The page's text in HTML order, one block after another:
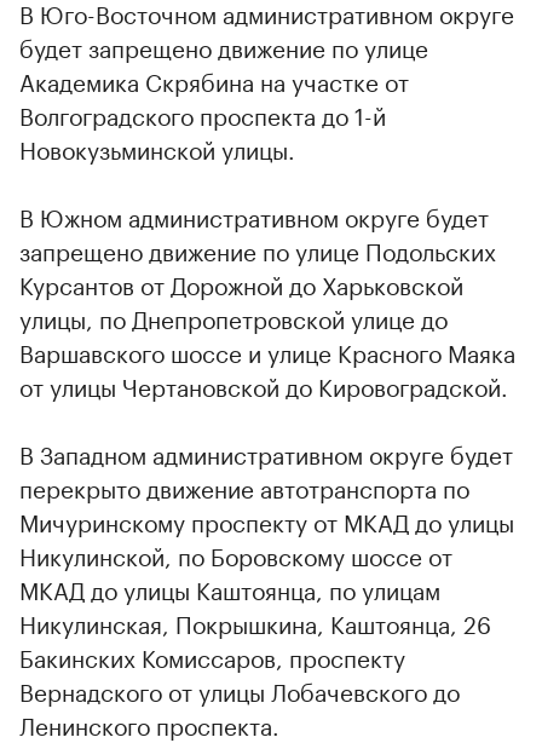
В Юго-Восточном административном округе
будет запрещено движение по улице
Академика Скрябина на участке от
Волгоградского проспекта до 1-й
Новокузьминской улицы.
В Южном административном округе будет
запрещено движение по улице Подольских
Курсантов от Дорожной до Харьковской
улицы, по Днепропетровской улице до
Варшавского шоссе и улице Красного Маяка
от улицы Чертановской до Кировоградской.
В Западном административном округе будет
перекрыто движение автотранспорта по
Мичуринскому проспекту от МКАД до улицы
Никулинской, по Боровскому шоссе от
МКАД до улицы Каштоянца, по улицам
Никулинская, Покрышкина, Каштоянца, 26
Бакинских Комиссаров, проспекту
Вернадского от улицы Лобачевского до
Ленинского проспекта.